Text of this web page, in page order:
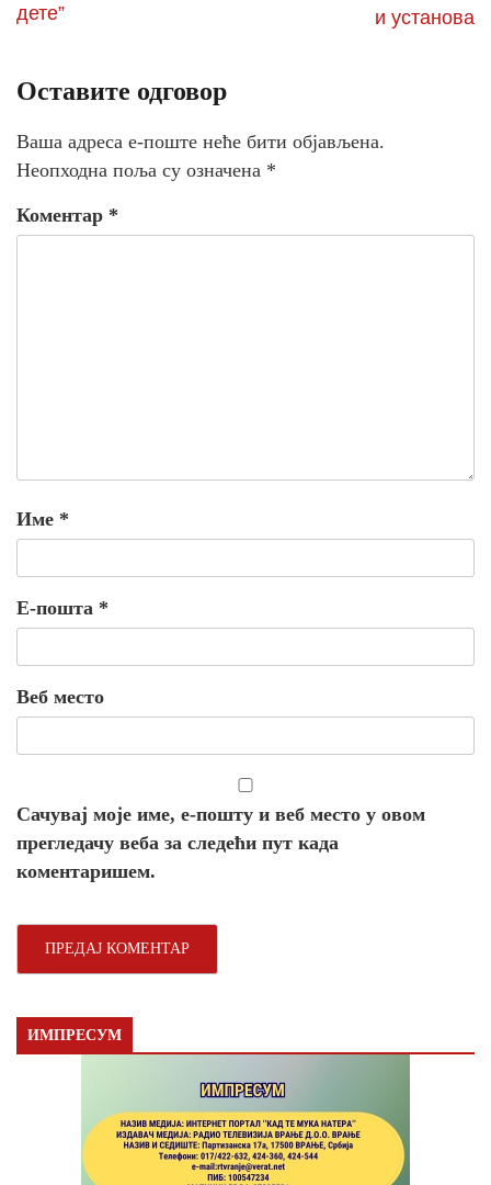
дете”
и установа
Оставите одговор
Ваша адреса е-поште неће бити објављена.
Неопходна поља су означена *
Коментар *
Име *
Е-пошта *
Веб место
Сачувај моје име, е-пошту и веб место у овом
прегледачу веба за следећи пут када
коментаришем.
ИМПРЕСУМ